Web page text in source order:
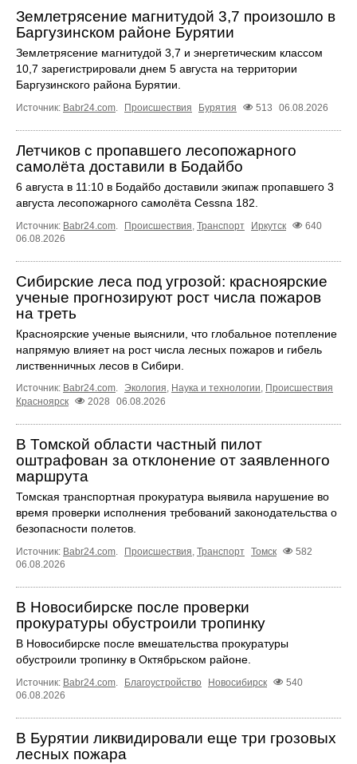
Землетрясение магнитудой 3,7 произошло в
Баргузинском районе Бурятии
Землетрясение магнитудой 3,7 и энергетическим классом
10,7 зарегистрировали днем 5 августа на территории
Баргузинского района Бурятии.
Источник: Babr24.com. Происшествия Бурятия 513 06.08.2026
Летчиков с пропавшего лесопожарного
самолёта доставили в Бодайбо
6 августа в 11:10 в Бодайбо доставили экипаж пропавшего 3
августа лесопожарного самолёта Cessna 182.
Источник: Babr24.com. Происшествия, Транспорт Иркутск
640
06.08.2026
Сибирские леса под угрозой: красноярские
ученые прогнозируют рост числа пожаров
на треть
Красноярские ученые выяснили, что глобальное потепление
напрямую влияет на рост числа лесных пожаров и гибель
лиственничных лесов в Сибири.
Источник: Babr24.com. Экология, Наука и технологии, Происшествия
Красноярск
2028 06.08.2026
В Томской области частный пилот
оштрафован за отклонение от заявленного
маршрута
Томская транспортная прокуратура выявила нарушение во
время проверки исполнения требований законодательства о
безопасности полетов.
Источник: Babr24.com. Происшествия, Транспорт Томск
582
06.08.2026
В Новосибирске после проверки
прокуратуры обустроили тропинку
В Новосибирске после вмешательства прокуратуры
обустроили тропинку в Октябрьском районе.
Источник: Babr24.com. Благоустройство Новосибирск
540
06.08.2026
В Бурятии ликвидировали еще три грозовых
лесных пожара